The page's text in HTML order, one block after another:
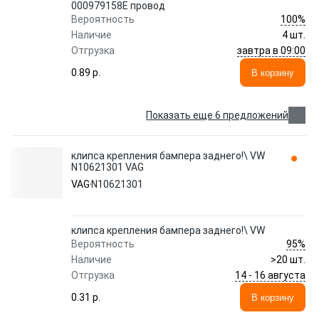
000979158E провод
Вероятность
100%
Наличие
4 шт.
Отгрузка
завтра в 09:00
0.89 p.
В корзину
Показать еще 6 предложений
клипса крепления бампера заднего!\ VW
N10621301 VAG
VAG N10621301
клипса крепления бампера заднего!\ VW
Вероятность
95%
Наличие
>20 шт.
Отгрузка
14 - 16 августа
0.31 p.
В корзину